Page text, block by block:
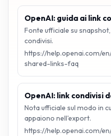
OpenAI: guida ai link
Fonte ufficiale su
condivisi.
https://help.openai.com/
shared-links-faq
OpenAI: link condivisi
Nota ufficiale sul modo in
appaiono nell'export.
https://help.openai.com/